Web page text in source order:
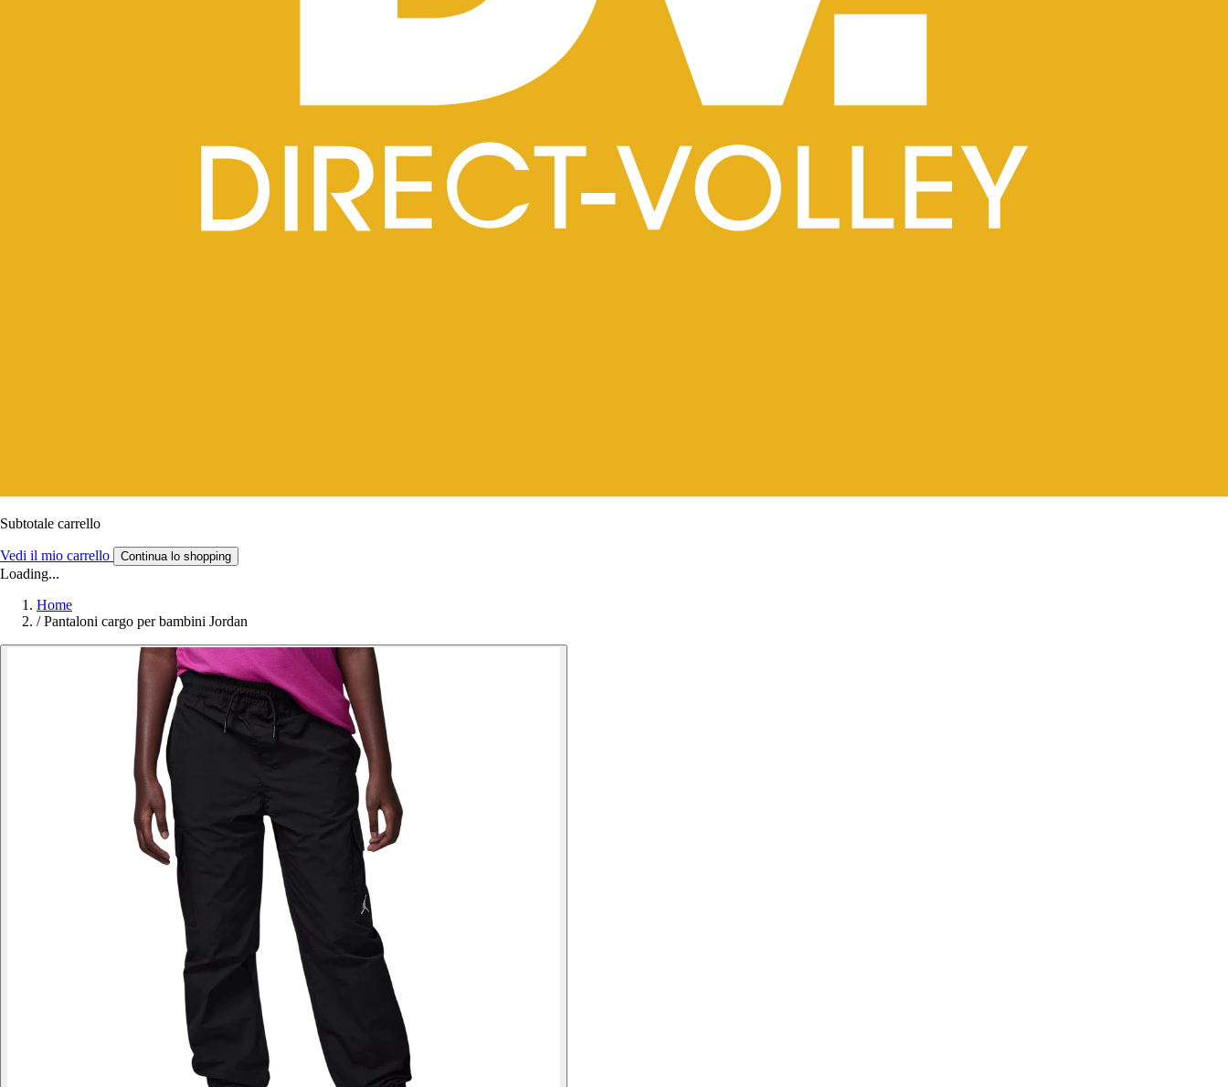
Subtotale carrello
Vedi il mio carrello Continua lo shopping
Loading...
Home
/ Pantaloni cargo per bambini Jordan